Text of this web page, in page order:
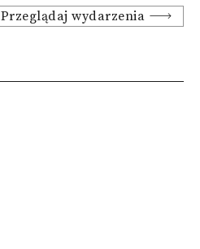
Przeglądaj wydarzenia